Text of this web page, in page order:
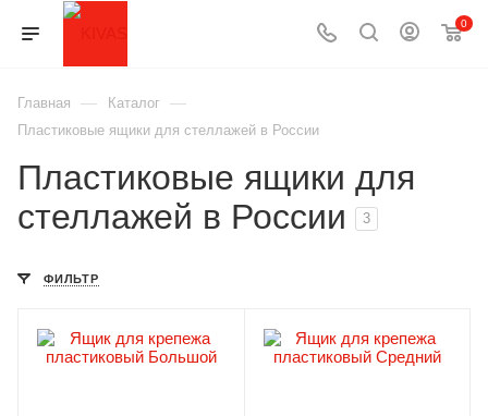
0
Главная — Каталог —
Пластиковые ящики для стеллажей в России
Пластиковые ящики для
стеллажей в России
3
ФИЛЬТР